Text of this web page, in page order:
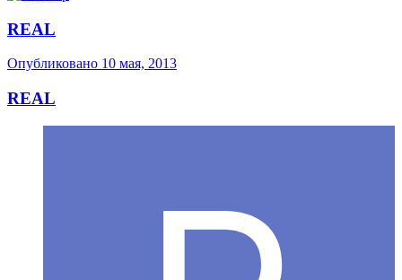
REAL
Опубликовано 10 мая, 2013
REAL